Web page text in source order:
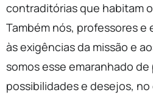
contraditórias que habitam
Também nós, professores e
às exigências da missão e
somos esse emaranhado
possibilidades e desejos,